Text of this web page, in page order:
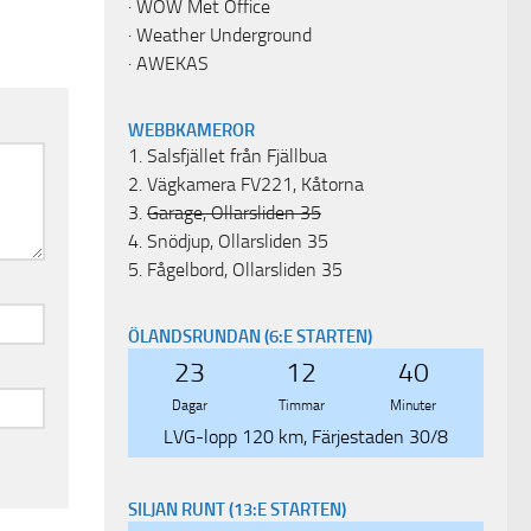
· WOW Met Office
· Weather Underground
· AWEKAS
WEBBKAMEROR
1. Salsfjället från Fjällbua
2. Vägkamera FV221, Kåtorna
3. Garage, Ollarsliden 35
4. Snödjup, Ollarsliden 35
5. Fågelbord, Ollarsliden 35
ÖLANDSRUNDAN (6:E STARTEN)
23
Dagar
12
Timmar
40
Minuter
LVG-lopp 120 km, Färjestaden 30/8
SILJAN RUNT (13:E STARTEN)